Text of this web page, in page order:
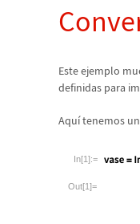
Este ejemplo
definidas para im
Aquítenemos
In[1]:=
Out[1]=